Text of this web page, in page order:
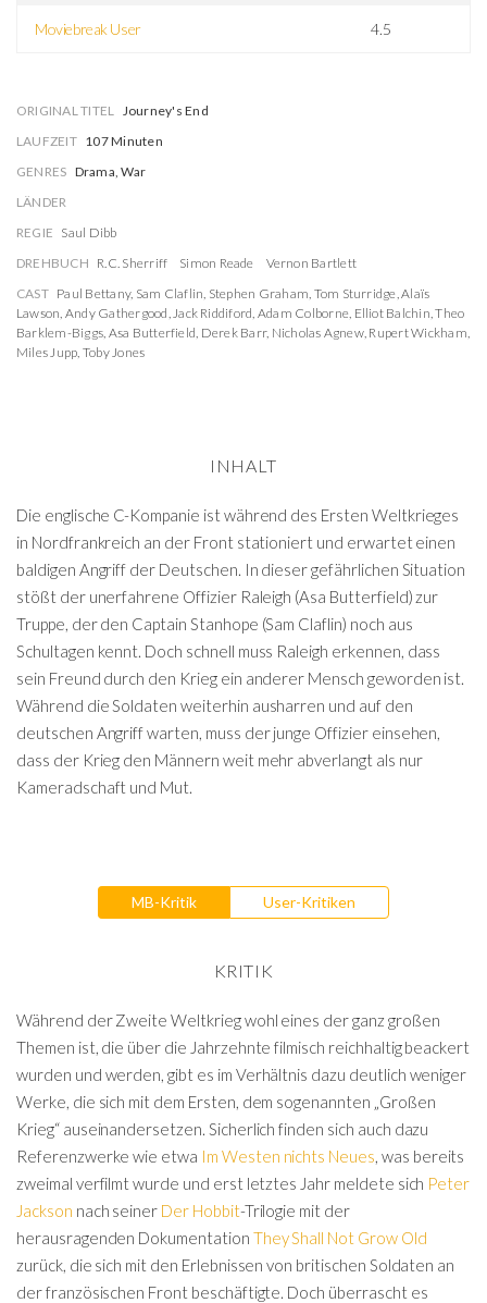
Moviebreak User 4.5
ORIGINAL TITEL Journey's End
LAUFZEIT 107 Minuten
GENRES Drama, War
LÄNDER
REGIE Saul Dibb
DREHBUCH R.C. Sherriff Simon Reade
Vernon Bartlett
CAST Paul Bettany, Sam Claflin, Stephen Graham, Tom Sturridge,Alaïs
Lawson, Andy Gathergood,Jack Riddiford, Adam Colborne, Elliot Balchin,Theo
Barklem-Biggs, Asa Butterfield, Derek Barr, Nicholas Agnew, Rupert Wickham,
Miles Jupp, Toby Jones
INHALT
Die englische C-Kompanie ist während des Ersten Weltkrieges
in Nordfrankreich an der Front stationiert und erwartet einen
baldigen Angriff der Deutschen. In dieser gefährlichen Situation
stößt der unerfahrene Offizier Raleigh (Asa Butterfield) zur
Truppe, der den Captain Stanhope (Sam Claflin) noch aus
Schultagen kennt. Doch schnell muss Raleigh erkennen, dass
sein Freund durch den Krieg ein anderer Mensch geworden ist.
Während die Soldaten weiterhin ausharren und auf den
deutschen Angriff warten, muss der junge Offizier einsehen,
dass der Krieg den Männern weit mehr abverlangt als nur
Kameradschaft und Mut.
MB-Kritik User-Kritiken
KRITIK
Während der Zweite Weltkrieg wohl eines der ganz großen
Themen ist, die über die Jahrzehnte filmisch reichhaltig beackert
wurden und werden, gibt es im Verhältnis dazu deutlich weniger
Werke, die sich mit dem Ersten, dem sogenannten „Großen
Krieg“ auseinandersetzen. Sicherlich finden sich auch dazu
Referenzwerke wie etwa Im Westen nichts Neues , was bereits
zweimal verfilmt wurde und erst letztes Jahr meldete sich Peter
Jackson nach seiner Der Hobbit-Trilogie mit der
herausragenden Dokumentation They Shall Not Grow Old
zurück, die sich mit den Erlebnissen von britischen Soldaten an
der französischen Front beschäftigte. Doch überrascht es